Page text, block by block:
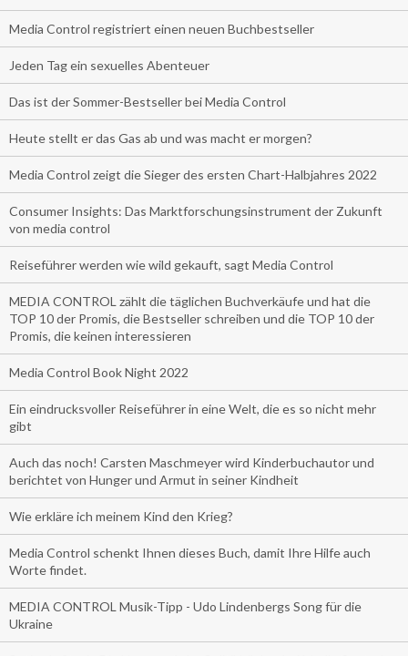
Media Control registriert einen neuen Buchbestseller
Jeden Tag ein sexuelles Abenteuer
Das ist der Sommer-Bestseller bei Media Control
Heute stellt er das Gas ab und was macht er morgen?
Media Control zeigt die Sieger des ersten Chart-Halbjahres 2022
Consumer Insights: Das Marktforschungsinstrument der Zukunft
von media control
Reiseführer werden wie wild gekauft, sagt Media Control
MEDIA CONTROL zählt die täglichen Buchverkäufe und hat die
TOP 10 der Promis, die Bestseller schreiben und die TOP 10 der
Promis, die keinen interessieren
Media Control Book Night 2022
Ein eindrucksvoller Reiseführer in eine Welt, die es so nicht mehr
gibt
Auch das noch! Carsten Maschmeyer wird Kinderbuchautor und
berichtet von Hunger und Armut in seiner Kindheit
Wie erkläre ich meinem Kind den Krieg?
Media Control schenkt Ihnen dieses Buch, damit Ihre Hilfe auch
Worte findet.
MEDIA CONTROL Musik-Tipp - Udo Lindenbergs Song für die
Ukraine